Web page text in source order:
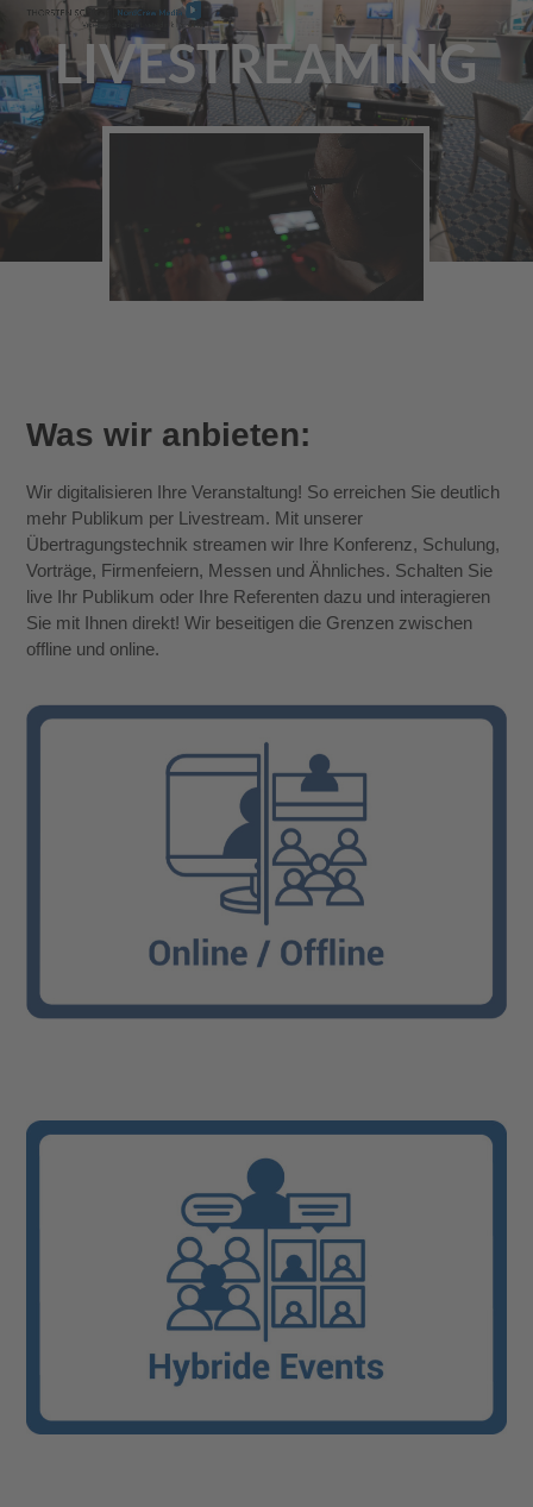
Skip
content
Open
mobile
menu
Close
mobile
menu
LIVESTREAMING
Was wir anbieten:
Wir digitalisieren Ihre Veranstaltung! So erreichen Sie deutlich
mehr Publikum per Livestream. Mit unserer
Übertragungstechnik streamen wir Ihre Konferenz, Schulung,
Vorträge, Firmenfeiern, Messen und Ähnliches. Schalten Sie
live Ihr Publikum oder Ihre Referenten dazu und interagieren
Sie mit Ihnen direkt! Wir beseitigen die Grenzen zwischen
offline und online.